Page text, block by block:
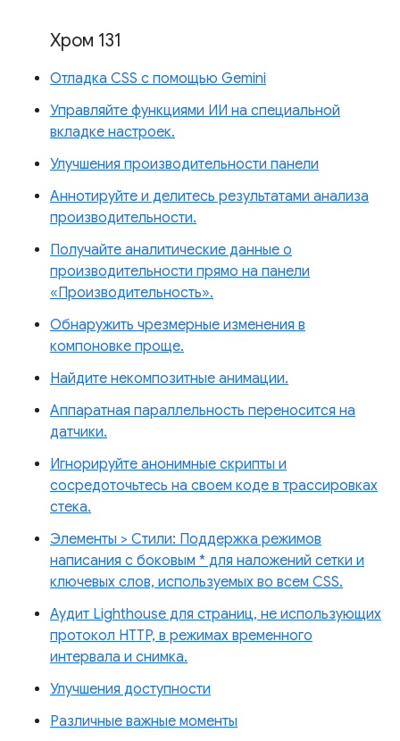
Хром 131
Отладка CSS с помощью Gemini
Управляйте функциями ИИ на специальной
вкладке настроек.
Улучшения производительности панели
Аннотируйте и делитесь результатами анализа
производительности.
Получайте аналитические данные о
производительности прямо на панели
«Производительность».
Обнаружить чрезмерные изменения в
компоновке проще.
Найдите некомпозитные анимации.
Аппаратная параллельность переносится на
датчики.
Игнорируйте анонимные скрипты и
сосредоточьтесь на своем коде в трассировках
стека.
Элементы > Стили: Поддержка режимов
написания с боковым * для наложений сетки и
ключевых слов, используемых во всем CSS.
Аудит Lighthouse для страниц, не использующих
протокол HTTP, в режимах временного
интервала и снимка.
Улучшения доступности
Различные важные моменты